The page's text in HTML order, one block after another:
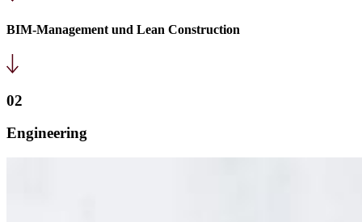
BIM-Management und Lean Construction
02
Engineering